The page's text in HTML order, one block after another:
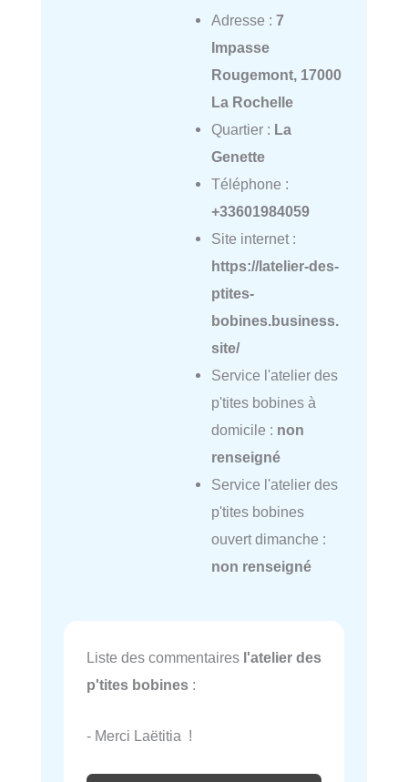
Adresse : 7
Impasse
Rougemont, 17000
La Rochelle
Quartier : La
Genette
Téléphone :
+33601984059
Site internet :
https://latelier-des-
ptites-
bobines.business.
site/
Service l'atelier des
p'tites bobines à
domicile : non
renseigné
Service l'atelier des
p'tites bobines
ouvert dimanche :
non renseigné
Liste des commentaires l'atelier des
p'tites bobines :
- Merci Laëtitia !